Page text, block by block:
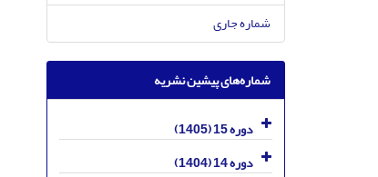
شماره جاری
شماره‌های پیشین نشریه
دوره 15 (1405)
دوره 14 (1404)